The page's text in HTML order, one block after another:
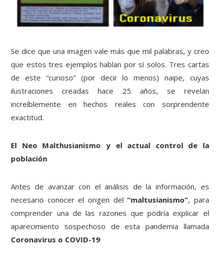
Se dice que una imagen vale más que mil palabras, y creo
que estos tres ejemplos hablan por sí solos. Tres cartas
de este “curioso” (por decir lo menos) naipe, cuyas
ilustraciones creadas hace 25 años, se revelan
increíblemente en hechos reales con sorprendente
exactitud.
El Neo Malthusianismo y el actual control de la
población
Antes de avanzar con el análisis de la información, es
necesario conocer el origen del“maltusianismo”, para
comprender una de las razones que podría explicar el
aparecimiento sospechoso de esta pandemia llamada
Coronavirus o COVID-19